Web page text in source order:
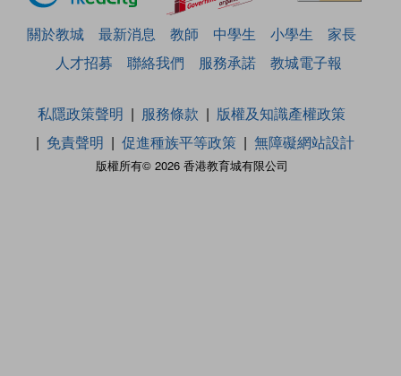
關於教城 最新消息 教師 中學生 小學生
家長
人才招募
聯絡我們 服務承諾 教城電子報
版權所有© 2026 香港教育城有限公司
私隱政策聲明 服務條款
版權及知識產權政策
免責聲明
促進種族平等政策 無障礙網站設計